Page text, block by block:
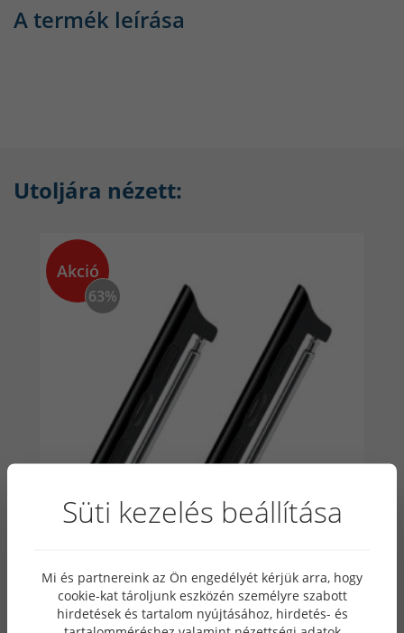
A termék leírása
Utoljára nézett:
Akció
63%
Fekete Apple Watch adapter 42/44/45/49
óraszíjhoz
Süti kezelés beállítása
Mi és partnereink az Ön engedélyét kérjük arra, hogy
cookie-kat tároljunk eszközén személyre szabott
hirdetések és tartalom nyújtásához, hirdetés- és